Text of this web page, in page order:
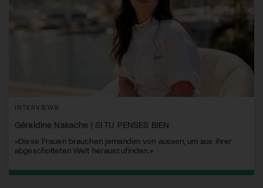
INTERVIEWS
Géraldine Nakache | SI TU PENSES BIEN
«Diese Frauen brauchen jemanden von aussen, um aus ihrer
abgeschotteten Welt herauszufinden.»